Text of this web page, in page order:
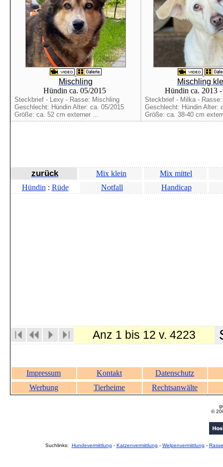
Mischling
Hündin ca. 05/2015
Steckbrief - Lexy - Rasse: Mischling
Geschlecht: Hündin Alter: ca. 05/2015
Größe: ca. 52 cm externer ...
Mischling
Hündin ca. 2013
Steckbrief - Milka -
Geschlecht: Hündin Alter:
Größe: ca. 38-40 cm
zurück Mix klein
Mix mittel
Hündin : Rüde Notfall Handicap
Anz 1 bis 12 v. 4223
Impressum Kontakt
Datenschutz
Werbung
Tierheime Rechtsanwälte
©
Suchlinks: Hundevermittlung - Katzenvermittlung - Welpenvermittlung -